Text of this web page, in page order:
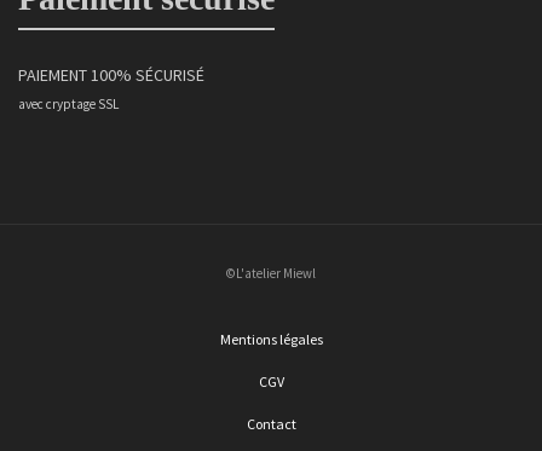
PAIEMENT 100% SÉCURISÉ
avec cryptage SSL
©L'atelier Miewl
Mentions légales
CGV
Contact